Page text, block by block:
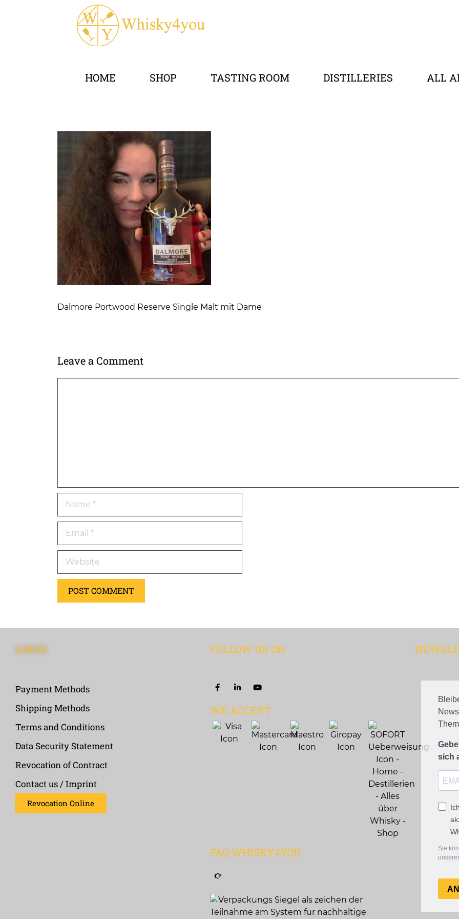
HOME SHOP TASTING ROOM DISTILLERIES ALL
Dalmore Portwood Reserve Single Malt mit Dame
Leave a Comment
LINKS
Payment Methods
Shipping Methods
Terms and Conditions
Data Security Statement
Revocation of Contract
Contact us / Imprint
Revocation Online
FOLLOW US ON
WE ACCEPT
FAQ WHISKY4YOU
sich
Sie